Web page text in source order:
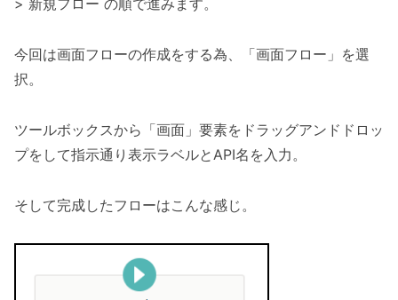
> 新規フロー の順で進みます。
今回は画面フローの作成をする為、「画面フロー」を選
択。
ツールボックスから「画面」要素をドラッグアンドドロッ
プをして指示通り表示ラベルとAPI名を入力。
そして完成したフローはこんな感じ。